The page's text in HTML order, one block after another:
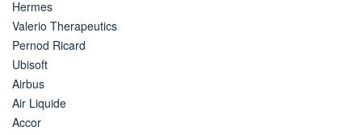
Hermes
Valerio Therapeutics
Pernod Ricard
Ubisoft
Airbus
Air Liquide
Accor